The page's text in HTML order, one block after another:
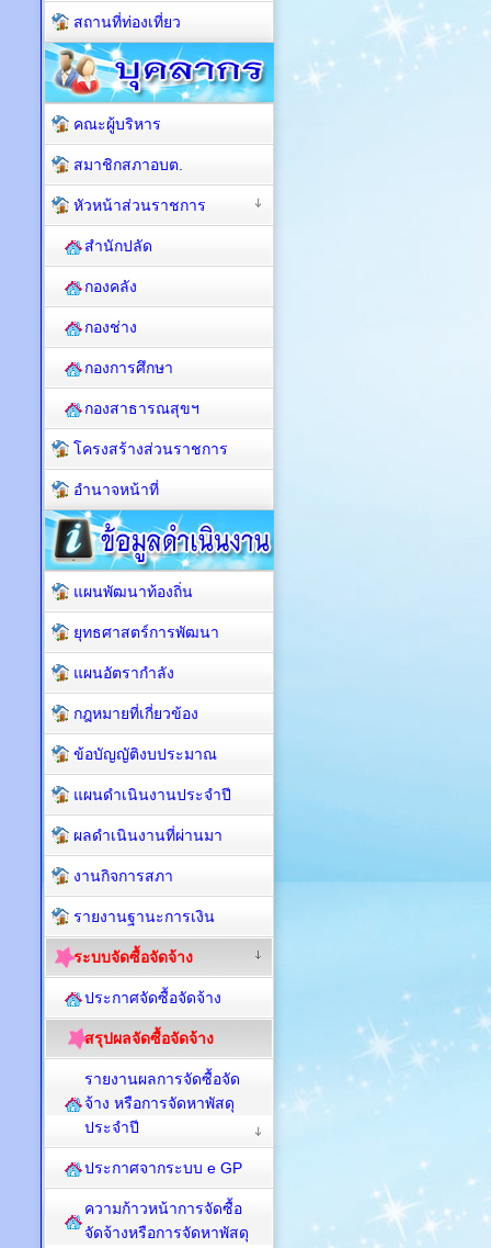
สถานที่ท่องเที่ยว
คณะผู้บริหาร
สมาชิกสภาอบต.
หัวหน้าส่วนราชการ
สำนักปลัด
กองคลัง
กองช่าง
กองการศึกษา
กองสาธารณสุขฯ
โครงสร้างส่วนราชการ
อำนาจหน้าที่
แผนพัฒนาท้องถิ่น
ยุทธศาสตร์การพัฒนา
แผนอัตรากำลัง
กฎหมายที่เกี่ยวข้อง
ข้อบัญญัติงบประมาณ
แผนดำเนินงานประจำปี
ผลดำเนินงานที่ผ่านมา
งานกิจการสภา
รายงานฐานะการเงิน
ระบบจัดซื้อจัดจ้าง
ประกาศจัดซื้อจัดจ้าง
สรุปผลจัดซื้อจัดจ้าง
รายงานผลการจัดซื้อจัด
จ้าง หรือการจัดหาพัสดุ
ประจำปี
ประกาศจากระบบ e GP
ความก้าวหน้าการจัดซื้อ
จัดจ้างหรือการจัดหาพัสดุ